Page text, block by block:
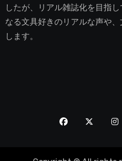
したが、リアル雑誌化を目指
なる文具好きのリアルな声や
します。